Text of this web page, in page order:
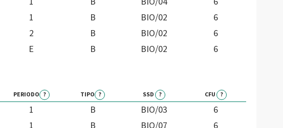
1 B BIO/02
6
2 B BIO/02
6
E B BIO/02 6
PERIODO ? TIPO ? SSD ? CFU ?
1 B BIO/03
6